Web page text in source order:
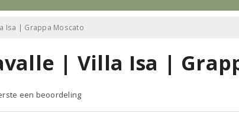
Isa | Grappa Moscato
| Villa Isa |
een beoordeling